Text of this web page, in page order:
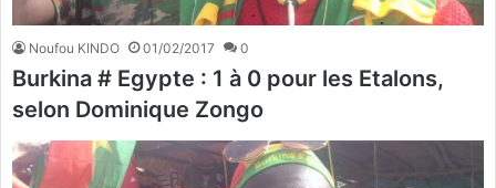
Noufou KINDO 01/02/2017 0
Burkina # Egypte : 1 à 0 pour les Etalons,
selon Dominique Zongo